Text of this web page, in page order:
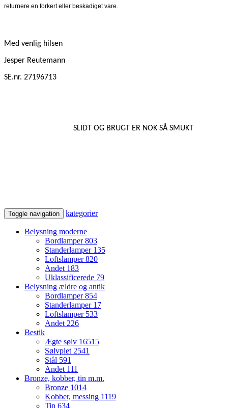
returnere en forkert eller beskadiget vare.
Med venlig hilsen
Jesper Reutemann
SE.nr. 27196713
SLIDT OG BRUGT ER NOK SÅ SMUKT
Toggle navigation kategorier
Belysning moderne
Bordlamper803
Standerlamper 135
Loftslamper820
Andet 183
Uklassificerede 79
Belysning ældre og antik
Bordlamper854
Standerlamper 17
Loftslamper 533
Andet 226
Bestik
Ægte sølv 16515
Sølvplet 2541
Stål 591
Andet 111
Bronze, kobber, tin m.m.
Bronze 1014
Kobber, messing 1119
Tin 634